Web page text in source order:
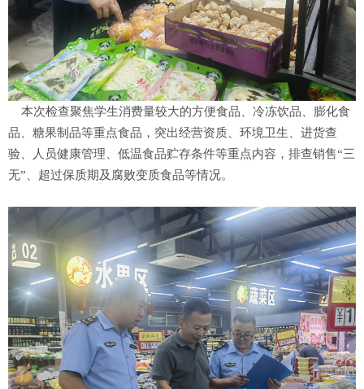
本次检查聚焦学生消费量较大的方便食品、冷冻饮品、膨化食
品、糖果制品等重点食品，突出经营资质、环境卫生、进货查
验、人员健康管理、低温食品贮存条件等重点内容，排查销售“三
无”、超过保质期及腐败变质食品等情况。